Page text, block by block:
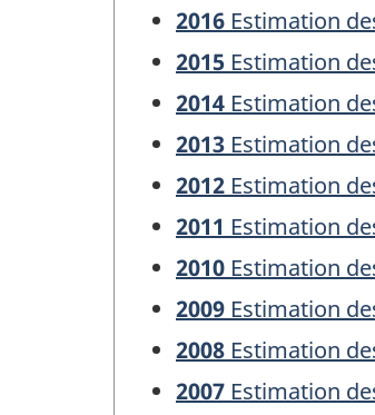
2016 Estimation
2015 Estimation
2014 Estimation
2013 Estimation
2012 Estimation
2011 Estimation
2010 Estimation
2009 Estimation
2008 Estimation
2007 Estimation